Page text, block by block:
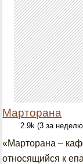
Марторана
2.9k (3 за
«Марторана –
относящийся к